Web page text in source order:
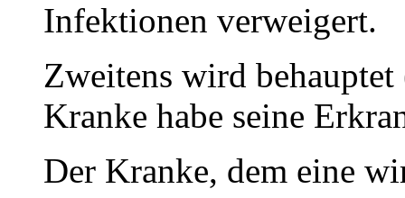
Infektionen verweigert.
Zweitens wird
Kranke habe seine
Der Kranke, dem eine